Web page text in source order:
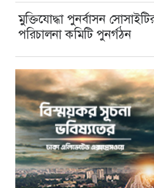
মুক্তিযোদ্ধা পুনর্বাসন
পরিচালনা কমিটি পুনর্গঠন